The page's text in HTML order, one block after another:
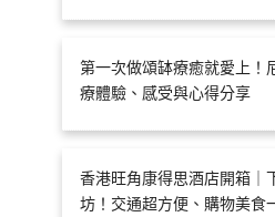
第一次做頌缽療癒就愛上！
療體驗、感受與心得分享
香港旺角康得思酒店開箱｜
坊！交通超方便、購物美食